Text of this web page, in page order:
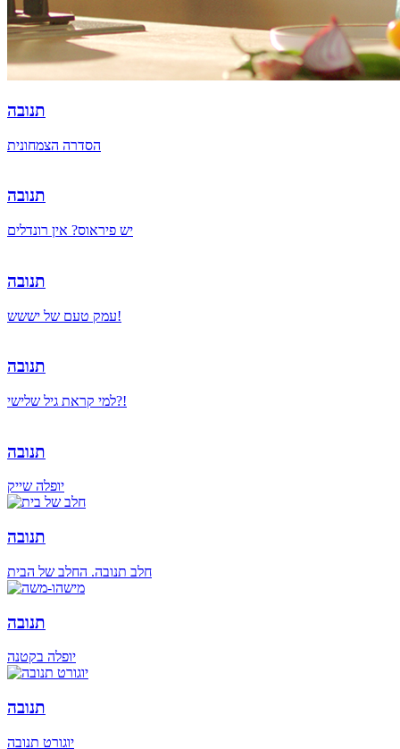
תנובה
הסדרה הצמחונית
תנובה
יש פיראוס? אין רונדלים
תנובה
עמק טעם של יששש!
תנובה
למי קראת גיל שלישי?!
תנובה
יופלה שייק
תנובה
חלב תנובה. החלב של הבית
תנובה
יופלה בקטנה
תנובה
יוגורט תנובה